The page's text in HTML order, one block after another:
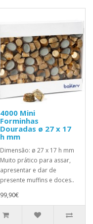
4000 Mini
Forminhas
Douradas ø 27 x 17
h mm
Dimensão: ø 27 x 17 h mm
Muito prático para assar,
apresentar e dar de
presente muffins e doces..
99,90€